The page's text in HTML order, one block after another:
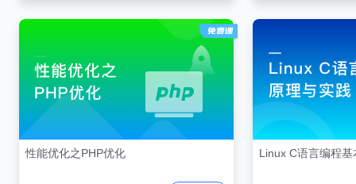
性能优化之PHP优化 Linux C语言编程